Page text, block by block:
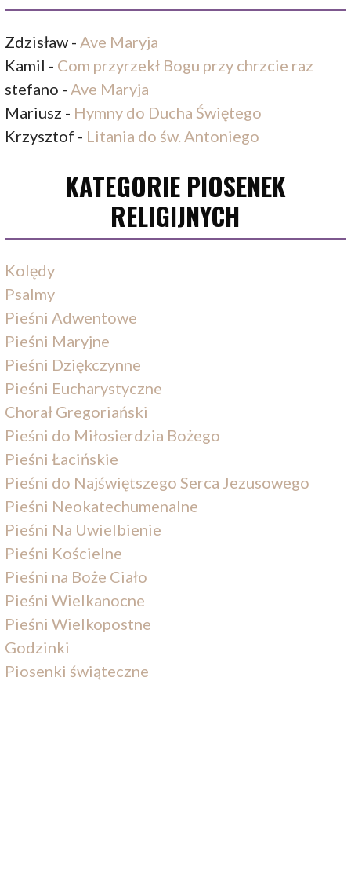
Zdzisław -Ave Maryja
Kamil - Com przyrzekł Bogu przy chrzcie raz
stefano -Ave Maryja
Mariusz - Hymny do Ducha Świętego
Krzysztof - Litania do św. Antoniego
KATEGORIE PIOSENEK
RELIGIJNYCH
Kolędy
Psalmy
Pieśni Adwentowe
Pieśni Maryjne
Pieśni Dziękczynne
Pieśni Eucharystyczne
Chorał Gregoriański
Pieśni do Miłosierdzia Bożego
Pieśni Łacińskie
Pieśni do Najświętszego Serca Jezusowego
Pieśni Neokatechumenalne
Pieśni Na Uwielbienie
Pieśni Kościelne
Pieśni na Boże Ciało
Pieśni Wielkanocne
Pieśni Wielkopostne
Godzinki
Piosenki świąteczne